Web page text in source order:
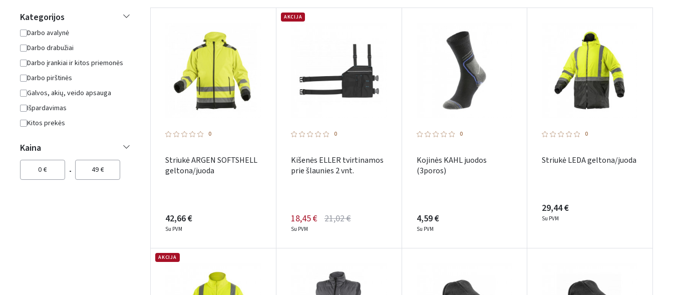
Kategorijos
Darbo avalynė
Darbo drabužiai
Darbo įrankiai ir kitos priemonės
Darbo pirštinės
Galvos, akių, veido apsauga
Išpardavimas
Kitos prekės
Kaina
0 € 49 €
0
Striukė ARGEN SOFTSHELL
geltona/juoda
42,66 €
Su PVM
AKCIJA
0
Kišenės ELLER tvirtinamos
prie šlaunies 2 vnt.
18,45 € 21,02 €
Su PVM
0
Kojinės KAHL juodos
(3poros)
4,59 €
Su PVM
0
Striukė LEDA geltona/juoda
29,44 €
Su PVM
AKCIJA